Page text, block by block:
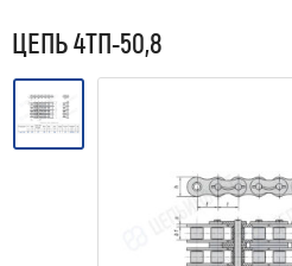
ЦЕПЬ 4ТП-50,8